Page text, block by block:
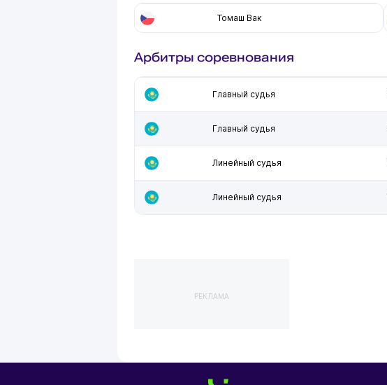
Томаш Вак
Арбитры соревнования
Главный судья
Главный судья
Линейный судья
Линейный судья
РЕКЛАМА